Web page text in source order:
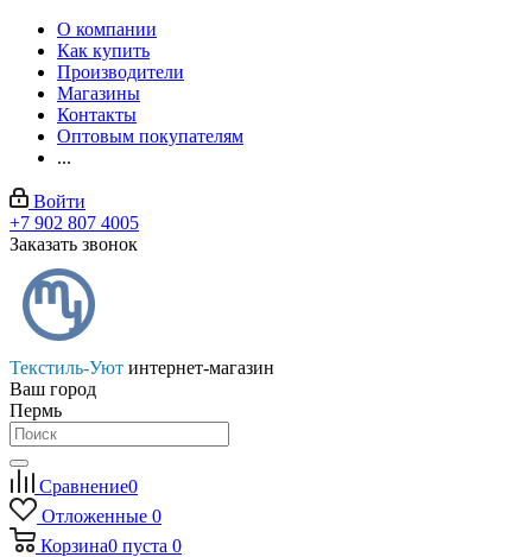
О компании
Как купить
Производители
Магазины
Контакты
Оптовым покупателям
...
Войти
+7 902 807 4005
Заказать звонок
Текстиль-Уют интернет-магазин
Ваш город
Пермь
Сравнение0
Отложенные 0
Корзина0 пуста 0